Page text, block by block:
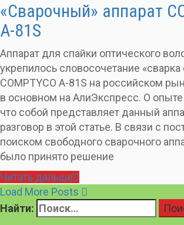
«Сварочный» аппарат
A-81S
Аппарат для спайки оптического
укрепилось словосочетание «сварка
COMPTYCO A-81S на российском
в основном на АлиЭкспресс. О опыте
что собой представляет данный
разговор в этой статье. В связи с
поиском свободного сварочного
было принято решение
Читать дальше
Load More Posts
Найти: